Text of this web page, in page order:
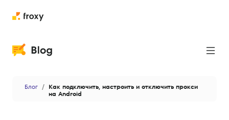
Блог
Как подключить, настроить и отключить прокси
на Android